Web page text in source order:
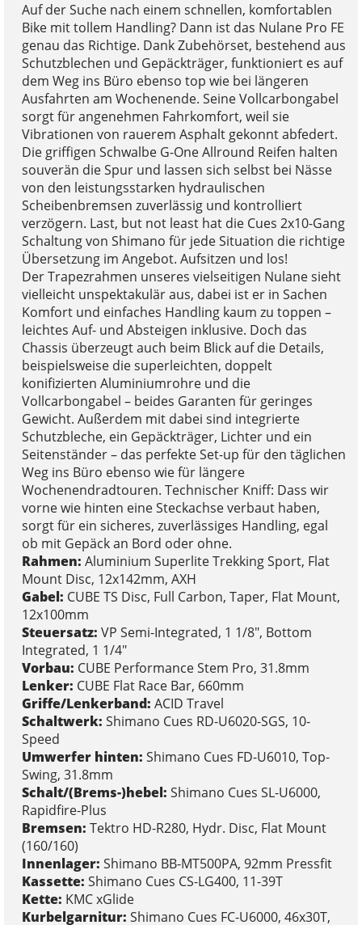
Auf der Suche nach einem schnellen, komfortablen
Bike mit tollem Handling? Dann ist das Nulane Pro FE
genau das Richtige. Dank Zubehörset, bestehend aus
Schutzblechen und Gepäckträger, funktioniert es auf
dem Weg ins Büro ebenso top wie bei längeren
Ausfahrten am Wochenende. Seine Vollcarbongabel
sorgt für angenehmen Fahrkomfort, weil sie
Vibrationen von rauerem Asphalt gekonnt abfedert.
Die griffigen Schwalbe G-One Allround Reifen halten
souverän die Spur und lassen sich selbst bei Nässe
von den leistungsstarken hydraulischen
Scheibenbremsen zuverlässig und kontrolliert
verzögern. Last, but not least hat die Cues 2x10-Gang
Schaltung von Shimano für jede Situation die richtige
Übersetzung im Angebot. Aufsitzen und los!
Der Trapezrahmen unseres vielseitigen Nulane sieht
vielleicht unspektakulär aus, dabei ist er in Sachen
Komfort und einfaches Handling kaum zu toppen –
leichtes Auf- und Absteigen inklusive. Doch das
Chassis überzeugt auch beim Blick auf die Details,
beispielsweise die superleichten, doppelt
konifizierten Aluminiumrohre und die
Vollcarbongabel – beides Garanten für geringes
Gewicht. Außerdem mit dabei sind integrierte
Schutzbleche, ein Gepäckträger, Lichter und ein
Seitenständer – das perfekte Set-up für den täglichen
Weg ins Büro ebenso wie für längere
Wochenendradtouren. Technischer Kniff: Dass wir
vorne wie hinten eine Steckachse verbaut haben,
sorgt für ein sicheres, zuverlässiges Handling, egal
ob mit Gepäck an Bord oder ohne.
Rahmen: Aluminium Superlite Trekking Sport, Flat
Mount Disc, 12x142mm, AXH
Gabel: CUBE TS Disc, Full Carbon, Taper, Flat Mount,
12x100mm
Steuersatz: VP Semi-Integrated, 1 1/8", Bottom
Integrated, 1 1/4"
Vorbau: CUBE Performance Stem Pro, 31.8mm
Lenker: CUBE Flat Race Bar, 660mm
Griffe/Lenkerband: ACID Travel
Schaltwerk: Shimano Cues RD-U6020-SGS, 10-
Speed
Umwerfer hinten: Shimano Cues FD-U6010, Top-
Swing, 31.8mm
Schalt/(Brems-)hebel: Shimano Cues SL-U6000,
Rapidfire-Plus
Bremsen: Tektro HD-R280, Hydr. Disc, Flat Mount
(160/160)
Innenlager: Shimano BB-MT500PA, 92mm Pressfit
Kassette: Shimano Cues CS-LG400, 11-39T
Kette: KMC xGlide
Kurbelgarnitur: Shimano Cues FC-U6000, 46x30T,